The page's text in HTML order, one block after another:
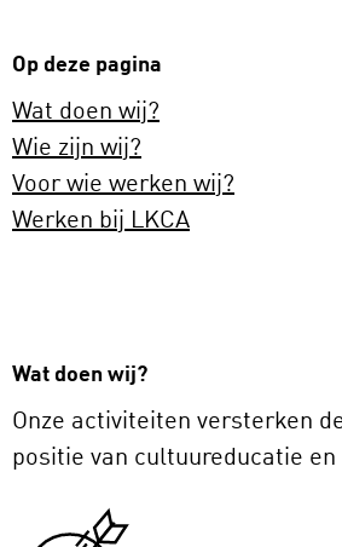
Op deze pagina
Wat doen wij?
Wie zijn wij?
Voor wie werken wij?
Werken bij LKCA
Wat doen wij?
Onze activiteiten versterken
positie van cultuureducatie